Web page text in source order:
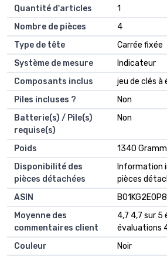
Quantité d'articles
‎1
Nombre de pièces
‎4
Type de tête
‎Carrée fixée
Système de mesure
‎Indicateur
Composants inclus
‎jeu de clés à
Piles incluses ?
‎Non
Batterie(s) / Pile(s)
requise(s)
‎Non
Poids
‎1340
Disponibilité des
pièces détachées
‎Information
pièces
ASIN
B01KG2EOP8
Moyenne des
commentaires client
4,7 4,7 sur 5
évaluations
Couleur
Noir